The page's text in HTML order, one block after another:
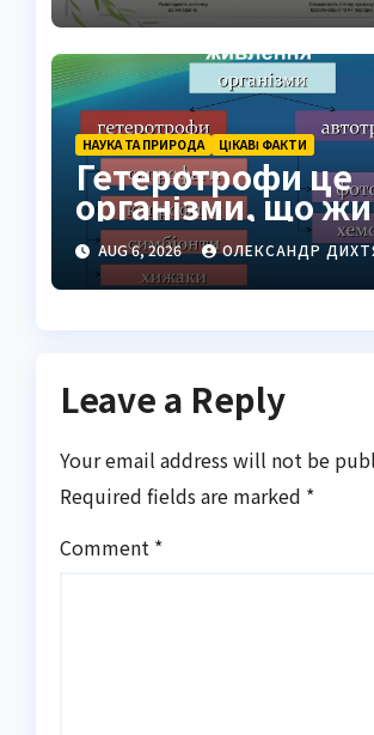
НАУКА ТА ПРИРОДА ЦІКАВІ ФАКТИ
Гетеротрофи це
організми, що
за рахунок
органіки
AUG 6, 2026 ОЛЕКСАНДР
Leave a Reply
Your email address will not be
Required fields are marked *
Comment *